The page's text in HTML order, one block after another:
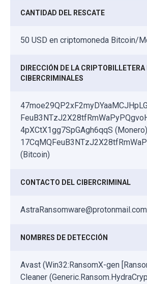
CANTIDAD DEL RESCATE
50 USD en criptomoneda Bitcoin/
DIRECCIÓN DE LA CRIPTOBILLETERA
CIBERCRIMINALES
4pXCtX1gg7SpGAgh6qqS (Monero)
(Bitcoin)
CONTACTO DEL CIBERCRIMINAL
AstraRansomware@protonmail.com
NOMBRES DE DETECCIÓN
Avast (Win32:RansomX-gen
Cleaner